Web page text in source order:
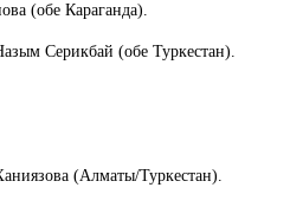
(обе Караганда).
Серикбай (обе Туркестан).
(Алматы/Туркестан).